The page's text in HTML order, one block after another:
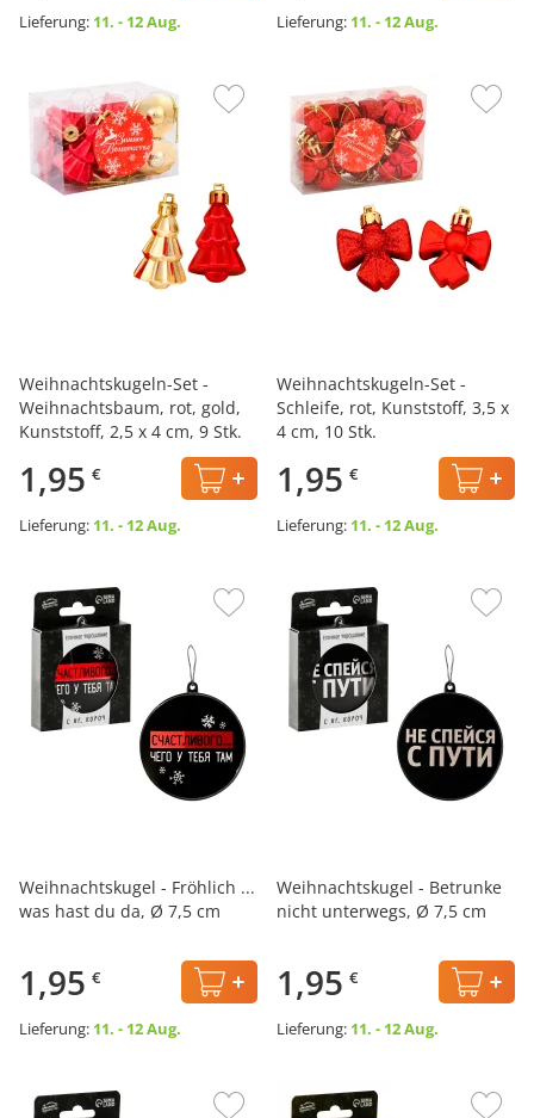
Lieferung: 11. - 12 Aug. Lieferung: 11. - 12 Aug.
Weihnachtskugeln-Set -
Weihnachtsbaum, rot, gold,
Kunststoff, 2,5 x 4 cm, 9 Stk.
1,95 €
Lieferung: 11. - 12 Aug.
Weihnachtskugeln-Set -
Schleife, rot, Kunststoff, 3,5 x
4 cm, 10 Stk.
1,95 €
Lieferung: 11. - 12 Aug.
Weihnachtskugel - Fröhlich ...
was hast du da, Ø 7,5 cm
1,95 €
Lieferung: 11. - 12 Aug.
Weihnachtskugel - Betrunke
nicht unterwegs, Ø 7,5 cm
1,95 €
Lieferung: 11. - 12 Aug.